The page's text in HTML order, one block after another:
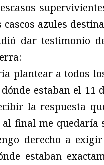
azules
dar testimonio
plantear a todos
estaban el 11
la respuesta
final me quedaría
derecho a
estaban